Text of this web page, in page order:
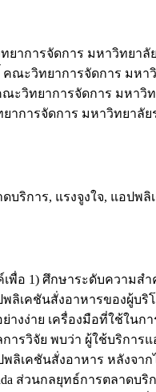
ยาการจัดการ มหาวิทยาลั
คณะวิทยาการจัดการ มหา
ณะวิทยาการจัดการ มหาวิ
าการจัดการ มหาวิทยาลั
บริการ, แรงจูงใจ, แอปพลิ
อ 1) ศึกษาระดับความสำ
ลิเคชันสั่งอาหารของผู้บ
างง่าย เครื่องมือที่ใช้ใน
ารวิจัย พบว่า ผู้ใช้บริการ
ลิเคชันสั่งอาหาร หลังจา
ส่วนกลยุทธ์การตลาด